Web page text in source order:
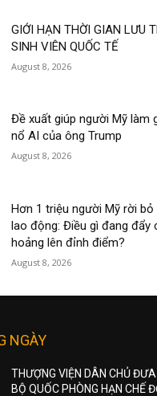
GIỚI HẠN THỜI GIAN LƯU
SINH VIÊN QUỐC TẾ
August 8, 2026
Đề xuất giúp người Mỹ làm
nổ AI của ông Trump
August 8, 2026
Hơn 1 triệu người Mỹ rời
lao động: Điều gì đang đẩy
hoảng lên đỉnh điểm?
August 8, 2026
NGÀY
THƯỢNG VIỆN DÂN CHỦ
BỘ QUỐC PHÒNG HẠN CHẾ